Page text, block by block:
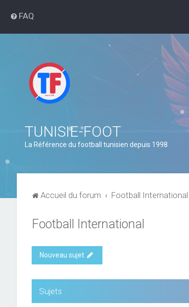
FAQ
TUNISIE-FOOT
La Référence du football tunisien depuis 1998
Accueil du forum Football International
Football International
Nouveau sujet
Sujets